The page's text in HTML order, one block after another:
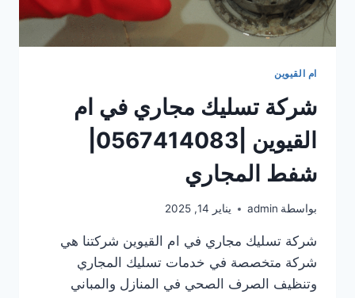
ام القيوين
شركة تسليك مجاري في ام
شفط المجاري
بواسطة admin يناير 14, 2025
شركة تسليك مجاري في ام القيوين شركتنا هي
شركة متخصصة في خدمات تسليك المجاري
وتنظيف الصرف الصحي في المنازل والمباني